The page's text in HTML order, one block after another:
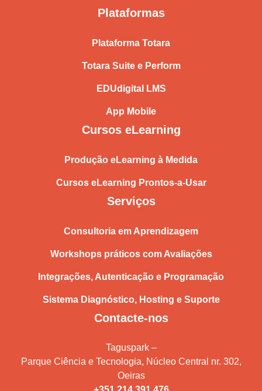
Plataformas
Plataforma Totara
Totara Suite e Perform
EDUdigital LMS
App Mobile
Cursos eLearning
Produção eLearning à Medida
Cursos eLearning Prontos-a-Usar
Serviços
Consultoria em Aprendizagem
Workshops práticos com Avaliações
Integrações, Autenticação e Programação
Sistema Diagnóstico, Hosting e Suporte
Contacte-nos
Taguspark –
Parque Ciência e Tecnologia, Núcleo Central nr. 302,
Oeiras